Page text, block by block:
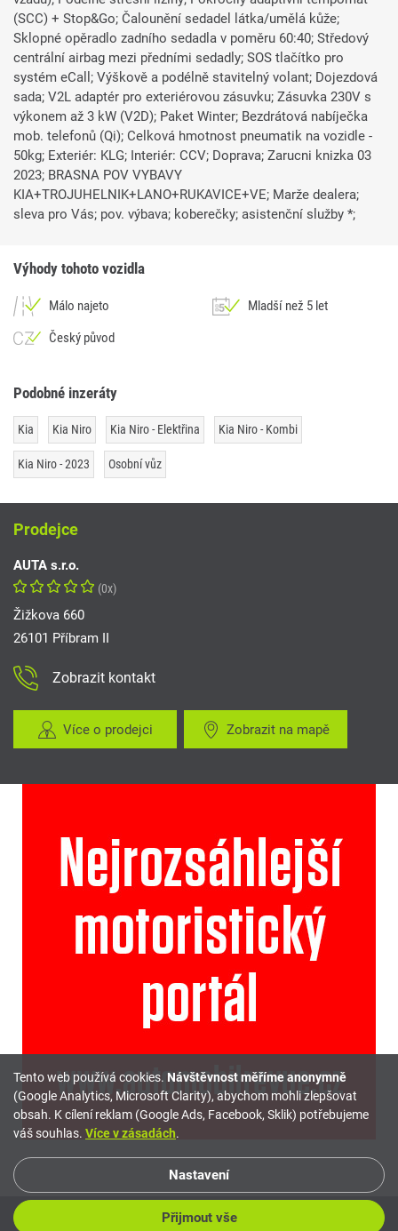
(SCC) + Stop&Go; Čalounění sedadel látka/umělá kůže;
Sklopné opěradlo zadního sedadla v poměru 60:40; Středový
centrální airbag mezi předními sedadly; SOS tlačítko pro
systém eCall; Výškově a podélně stavitelný volant; Dojezdová
sada; V2L adaptér pro exteriérovou zásuvku; Zásuvka 230V s
výkonem až 3 kW (V2D); Paket Winter; Bezdrátová nabíječka
mob. telefonů (Qi); Celková hmotnost pneumatik na vozidle -
50kg; Exteriér: KLG; Interiér: CCV; Doprava; Zarucni knizka 03
2023; BRASNA POV VYBAVY
KIA+TROJUHELNIK+LANO+RUKAVICE+VE; Marže dealera;
sleva pro Vás; pov. výbava; koberečky; asistenční služby *;
Výhody tohoto vozidla
Málo najeto
Mladší než 5 let
Český původ
Podobné inzeráty
Kia Kia Niro Kia Niro - Elektřina Kia Niro - Kombi
Kia Niro - 2023 Osobní vůz
Prodejce
AUTA s.r.o.
(0x)
Žižkova 660
26101 Příbram II
Zobrazit kontakt
Více o prodejci Zobrazit na mapě
Tento web používá cookies. Návštěvnost měříme anonymně
(Google Analytics, Microsoft Clarity), abychom mohli zlepšovat
obsah. K cílení reklam (Google Ads, Facebook, Sklik) potřebujeme
váš souhlas. Více v zásadách.
Nastavení
Přijmout vše